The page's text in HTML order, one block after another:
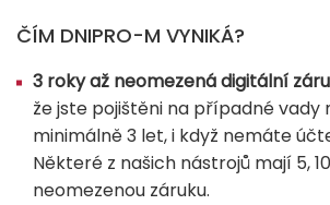
ČÍM DNIPRO-M VYNIKÁ?
3 roky až neomezená digitální
že jste pojištěni na případné vady
minimálně 3 let, i když nemáte
Některé z našich nástrojů mají 5,
neomezenou záruku.